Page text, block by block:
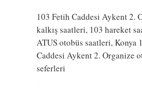
103 Fetih Caddesi Aykent 2.
kalkış saatleri, 103 hareket
ATUS otobüs saatleri, Konya
Caddesi Aykent 2. Organize
seferleri